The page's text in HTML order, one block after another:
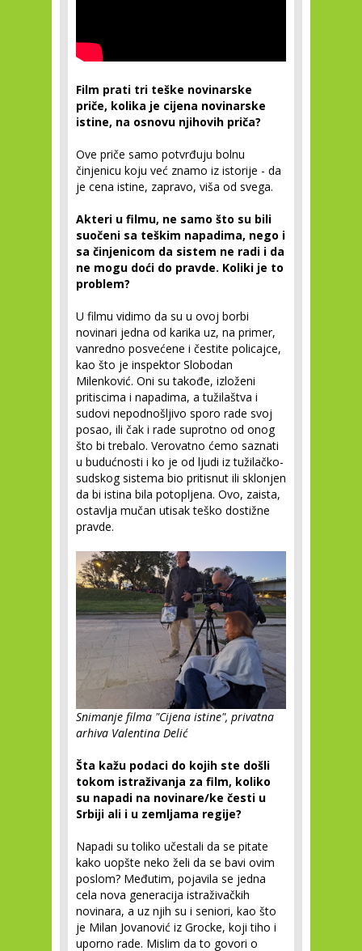
Film prati tri teške novinarske
priče, kolika je cijena novinarske
istine, na osnovu njihovih priča?
Ove priče samo potvrđuju bolnu
činjenicu koju već znamo iz istorije - da
je cena istine, zapravo, viša od svega.
Akteri u filmu, ne samo što su bili
suočeni sa teškim napadima, nego i
sa činjenicom da sistem ne radi i da
ne mogu doći do pravde. Koliki je to
problem?
U filmu vidimo da su u ovoj borbi
novinari jedna od karika uz, na primer,
vanredno posvećene i čestite policajce,
kao što je inspektor Slobodan
Milenković. Oni su takođe, izloženi
pritiscima i napadima, a tužilaštva i
sudovi nepodnošljivo sporo rade svoj
posao, ili čak i rade suprotno od onog
što bi trebalo. Verovatno ćemo saznati
u budućnosti i ko je od ljudi iz tužilačko-
sudskog sistema bio pritisnut ili sklonjen
da bi istina bila potopljena. Ovo, zaista,
ostavlja mučan utisak teško dostižne
pravde.
Snimanje filma "Cijena istine", privatna
arhiva Valentina Delić
Šta kažu podaci do kojih ste došli
tokom istraživanja za film, koliko
su napadi na novinare/ke česti u
Srbiji ali i u zemljama regije?
Napadi su toliko učestali da se pitate
kako uopšte neko želi da se bavi ovim
poslom? Međutim, pojavila se jedna
cela nova generacija istraživačkih
novinara, a uz njih su i seniori, kao što
je Milan Jovanović iz Grocke, koji tiho i
uporno rade. Mislim da to govori o